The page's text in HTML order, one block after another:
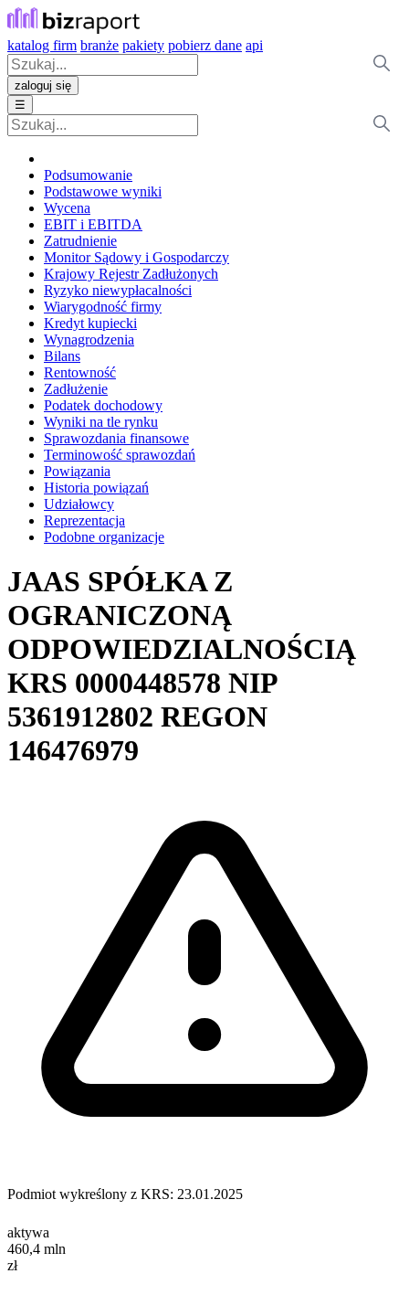
katalog firm branże pakiety pobierz dane api
zaloguj się
☰
Podsumowanie
Podstawowe wyniki
Wycena
EBIT i EBITDA
Zatrudnienie
Monitor Sądowy i Gospodarczy
Krajowy Rejestr Zadłużonych
Ryzyko niewypłacalności
Wiarygodność firmy
Kredyt kupiecki
Wynagrodzenia
Bilans
Rentowność
Zadłużenie
Podatek dochodowy
Wyniki na tle rynku
Sprawozdania finansowe
Terminowość sprawozdań
Powiązania
Historia powiązań
Udziałowcy
Reprezentacja
Podobne organizacje
JAAS SPÓŁKA Z
OGRANICZONĄ
ODPOWIEDZIALNOŚCIĄ
KRS 0000448578 NIP
5361912802 REGON
146476979
Podmiot wykreślony z KRS: 23.01.2025
aktywa
460,4 mln
zł